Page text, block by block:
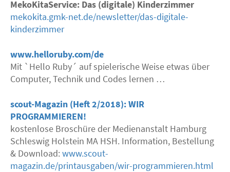
MekoKitaService: Das (digitale) Kinderzimmer
mekokita.gmk-net.de/newsletter/das-digitale-
kinderzimmer
www.helloruby.com/de
Mit `Hello Ruby´ auf spielerische Weise etwas über
Computer, Technik und Codes lernen …
scout-Magazin (Heft 2/2018):WIR
PROGRAMMIEREN!
kostenlose Broschüre der Medienanstalt Hamburg
Schleswig Holstein MA HSH. Information, Bestellung
& Download: www.scout-
magazin.de/printausgaben/wir-programmieren.html